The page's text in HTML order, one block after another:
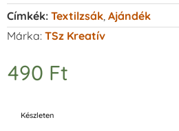
Címkék: Textilzsák Ajándék
Márka: TSz Kreatív
490 Ft
Készleten